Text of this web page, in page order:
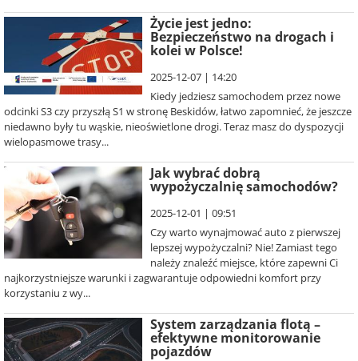
Życie jest jedno:
Bezpieczeństwo na drogach i
kolei w Polsce!
2025-12-07 | 14:20
Kiedy jedziesz samochodem przez nowe
odcinki S3 czy przyszłą S1 w stronę Beskidów, łatwo zapomnieć, że jeszcze
niedawno były tu wąskie, nieoświetlone drogi. Teraz masz do dyspozycji
wielopasmowe trasy...
Jak wybrać dobrą
wypożyczalnię samochodów?
2025-12-01 | 09:51
Czy warto wynajmować auto z pierwszej
lepszej wypożyczalni? Nie! Zamiast tego
należy znaleźć miejsce, które zapewni Ci
najkorzystniejsze warunki i zagwarantuje odpowiedni komfort przy
korzystaniu z wy...
System zarządzania flotą –
efektywne monitorowanie
pojazdów